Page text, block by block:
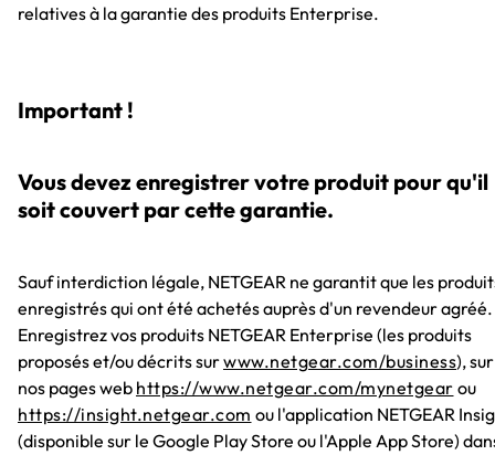
relatives à la garantie des produits Enterprise.
Important !
Vous devez enregistrer votre produit pour qu'il
soit couvert par cette garantie.
Sauf interdiction légale, NETGEAR ne garantit que les
enregistrés qui ont été achetés auprès d'un revendeur agréé.
Enregistrez vos produits NETGEAR Enterprise (les produits
proposés et/ou décrits surwww.netgear.com/business), sur
nos pages web https://www.netgear.com/mynetgear ou
https://insight.netgear.com ou l'application NETGEAR
(disponible sur le Google Play Store ou l'Apple App Store)